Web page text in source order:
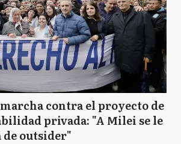
contra el proyecto de
privada: "A Milei se le
de outsider"